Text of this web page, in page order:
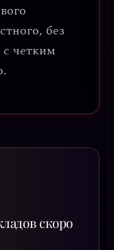
без
четким
скоро